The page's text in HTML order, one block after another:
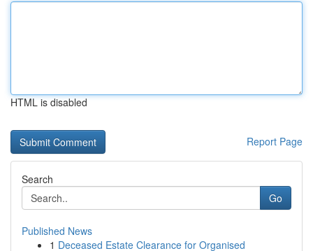
HTML is disabled
Report Page
Search
Go
Published News
1 Deceased Estate Clearance for Organised